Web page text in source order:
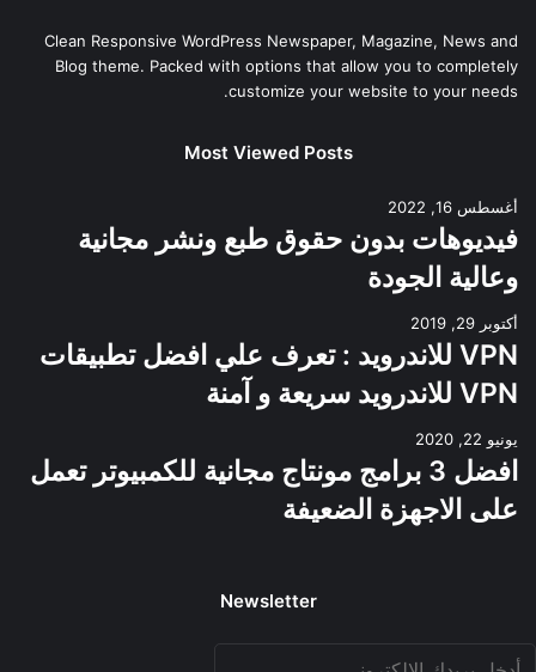
Clean Responsive WordPress Newspaper, Magazine, News and
Blog theme. Packed with options that allow you to completely
customize your website to your needs.
Most Viewed Posts
أغسطس 16, 2022
فيديوهات بدون حقوق طبع ونشر مجانية
وعالية الجودة
أكتوبر 29, 2019
VPN للاندرويد : تعرف علي افضل تطبيقات
VPN للاندرويد سريعة و آمنة
يونيو 22, 2020
افضل 3 برامج مونتاج مجانية للكمبيوتر تعمل
على الاجهزة الضعيفة
Newsletter
أدخل